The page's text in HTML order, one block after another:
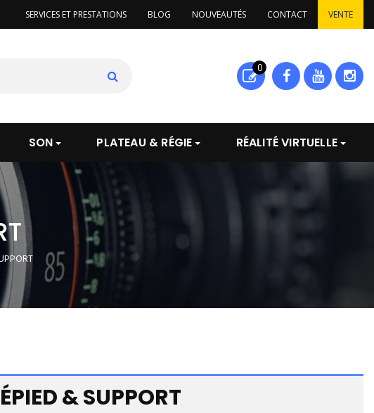
SERVICES ET PRESTATIONS BLOG NOUVEAUTÉS CONTACT VENTE
0
SON PLATEAU & RÉGIE RÉALITÉ VIRTUELLE
& SUPPORT
VOIR LE PRODUIT